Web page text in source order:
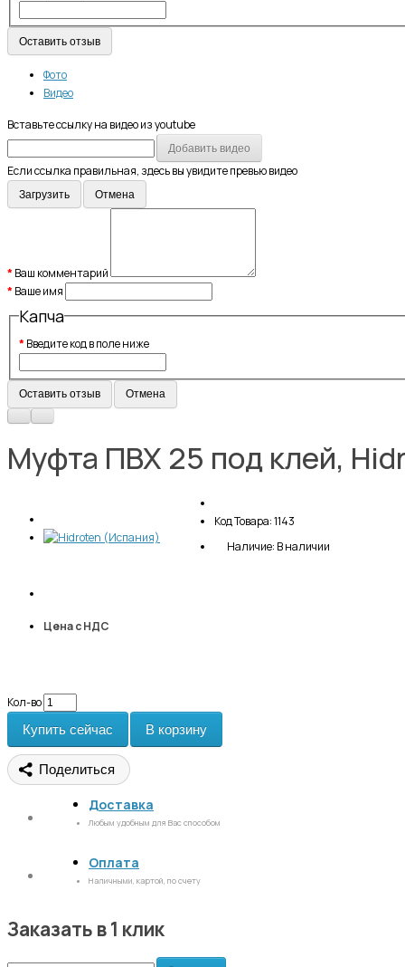
Оставить отзыв
Фото
Видео
Вставьте ссылку на видео из youtube
Добавить видео
Если ссылка правильная, здесь вы увидите превью видео
Загрузить Отмена
Ваш комментарий
Ваше имя
Капча
Введите код в поле ниже
Оставить отзыв Отмена
Муфта ПВХ 25 под клей,
Код Товара: 1143
Наличие: В наличии
Цена с НДС
Кол-во
Купить сейчас
В корзину
Поделиться
Доставка
Любым удобным для Вас способом
Оплата
Наличными, картой, по счету
Заказать в 1 клик